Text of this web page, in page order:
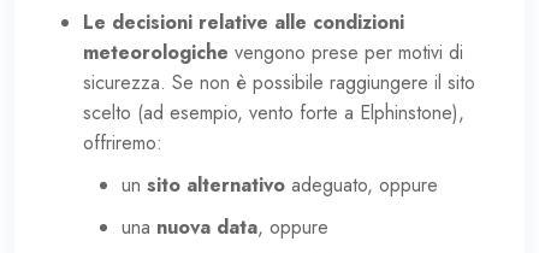
Le decisioni relative alle condizioni
meteorologiche vengono prese per motivi di
sicurezza. Se non è possibile raggiungere il sito
scelto (ad esempio, vento forte a Elphinstone),
offriremo:
un sito alternativo adeguato, oppure
una nuova data, oppure